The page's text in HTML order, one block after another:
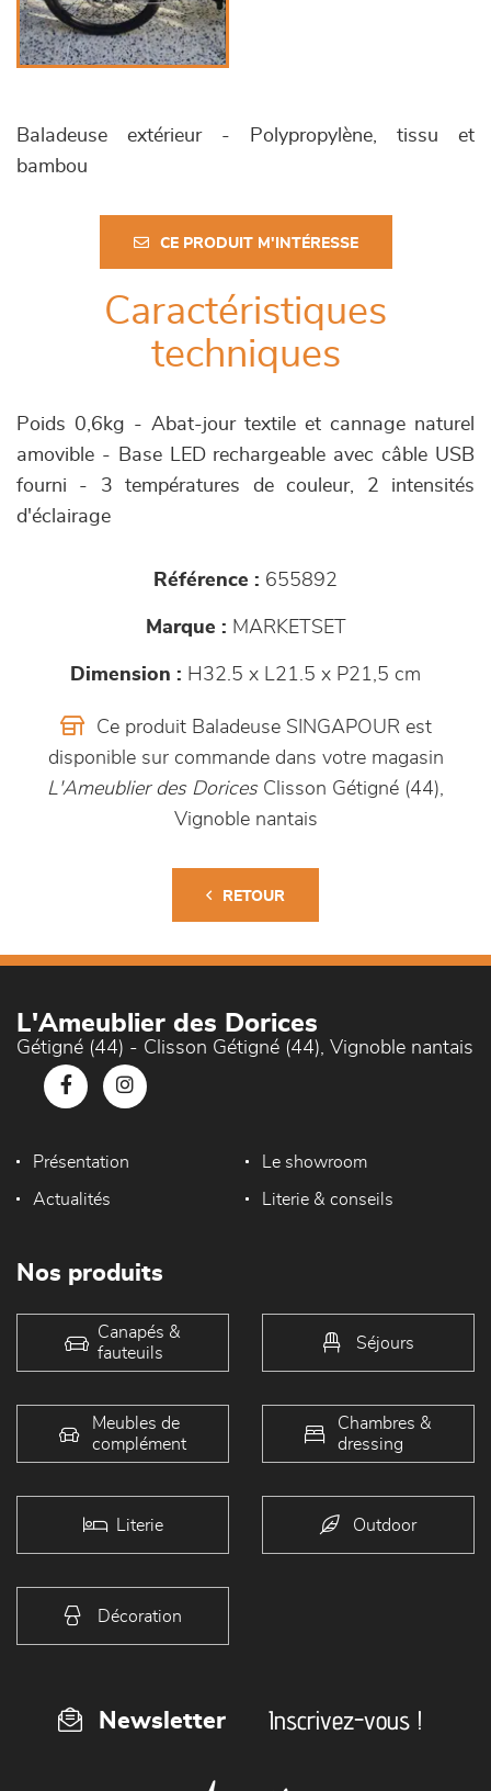
Baladeuse extérieur - Polypropylène, tissu et
bambou
CE PRODUIT M'INTÉRESSE
Caractéristiques
techniques
Poids 0,6kg - Abat-jour textile et cannage naturel
amovible - Base LED rechargeable avec câble USB
fourni - 3 températures de couleur, 2 intensités
d'éclairage
Référence : 655892
Marque : MARKETSET
Dimension : H32.5 x L21.5 x P21,5 cm
Ce produit Baladeuse SINGAPOUR est
disponible sur commande dans votre magasin
L'Ameublier des DoricesClisson Gétigné (44),
Vignoble nantais
RETOUR
L'Ameublier des Dorices
Gétigné (44) - Clisson Gétigné (44), Vignoble nantais
Présentation Le showroom
Actualités Literie & conseils
Nos produits
Canapés &
fauteuils
Séjours
Meubles de
complément
Chambres &
dressing
Literie Outdoor
Décoration
Newsletter Inscrivez-vous !